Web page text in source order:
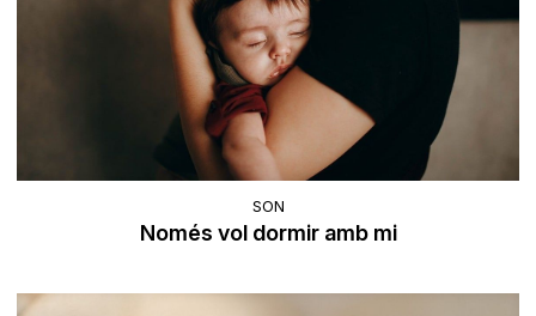
SON
Només vol dormir amb mi